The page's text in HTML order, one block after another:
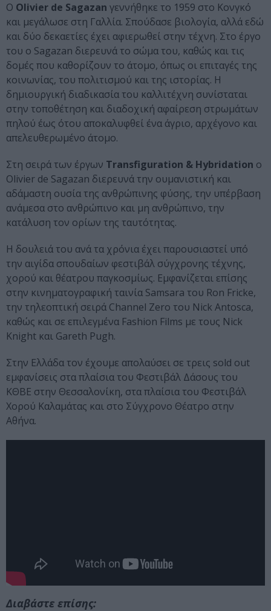
Ο Olivier de Sagazan γεννήθηκε το 1959 στο Κονγκό
και μεγάλωσε στη Γαλλία. Σπούδασε βιολογία, αλλά εδώ
και δύο δεκαετίες έχει αφιερωθεί στην τέχνη. Στο έργο
του ο Sagazan διερευνά το σώμα του, καθώς και τις
δομές που καθορίζουν το άτομο, όπως οι επιταγές της
κοινωνίας, του πολιτισμού και της ιστορίας. Η
δημιουργική διαδικασία του καλλιτέχνη συνίσταται
στην τοποθέτηση και διαδοχική αφαίρεση στρωμάτων
πηλού έως ότου αποκαλυφθεί ένα άγριο, αρχέγονο και
απελευθερωμένο άτομο.
Στη σειρά των έργων Transfiguration & Ηybridation ο
Olivier de Sagazan διερευνά την ουμανιστική και
αδάμαστη ουσία της ανθρώπινης φύσης, την υπέρβαση
ανάμεσα στο ανθρώπινο και μη ανθρώπινο, την
κατάλυση τον ορίων της ταυτότητας.
Η δουλειά του ανά τα χρόνια έχει παρουσιαστεί υπό
την αιγίδα σπουδαίων φεστιβάλ σύγχρονης τέχνης,
χορού και θέατρου παγκοσμίως. Εμφανίζεται επίσης
στην κινηματογραφική ταινία Samsara του Ron Fricke,
την τηλεοπτική σειρά Channel Zero του Nick Antosca,
καθώς και σε επιλεγμένα Fashion Films με τους Nick
Knight και Gareth Pugh.
Στην Ελλάδα τον έχουμε απολαύσει σε τρεις sold out
εμφανίσεις στα πλαίσια του Φεστιβάλ Δάσους του
ΚΘΒΕ στην Θεσσαλονίκη, στα πλαίσια του Φεστιβάλ
Χορού Καλαμάτας και στο Σύγχρονο Θέατρο στην
Αθήνα.
Διαβάστε επίσης: